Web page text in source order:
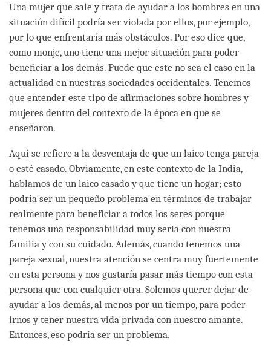
Una mujer que sale y trata de ayudar a los hombres en una
situación difícil podría ser violada por ellos, por ejemplo,
por lo que enfrentaría más obstáculos. Por eso dice que,
como monje, uno tiene una mejor situación para poder
beneficiar a los demás. Puede que este no sea el caso en la
actualidad en nuestras sociedades occidentales. Tenemos
que entender este tipo de afirmaciones sobre hombres y
mujeres dentro del contexto de la época en que se
enseñaron.
Aquí se refiere a la desventaja de que un laico tenga pareja
o esté casado. Obviamente, en este contexto de la India,
hablamos de un laico casado y que tiene un hogar; esto
podría ser un pequeño problema en términos de trabajar
realmente para beneficiar a todos los seres porque
tenemos una responsabilidad muy seria con nuestra
familia y con su cuidado. Además, cuando tenemos una
pareja sexual, nuestra atención se centra muy fuertemente
en esta persona y nos gustaría pasar más tiempo con esta
persona que con cualquier otra. Solemos querer dejar de
ayudar a los demás, al menos por un tiempo, para poder
irnos y tener nuestra vida privada con nuestro amante.
Entonces, eso podría ser un problema.